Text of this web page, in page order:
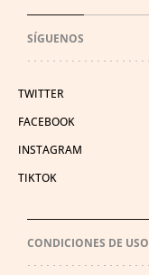
SÍGUENOS
TWITTER
FACEBOOK
INSTAGRAM
TIKTOK
CONDICIONES DE USO